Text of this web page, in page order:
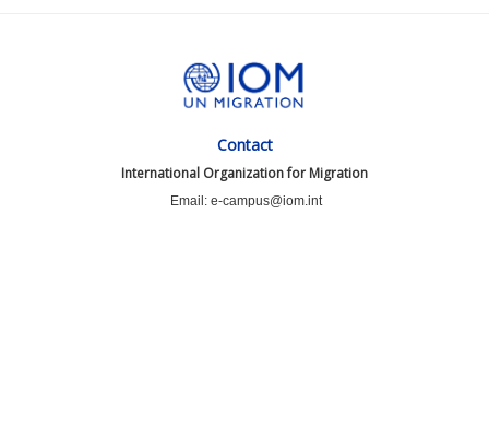
Contact
International Organization for Migration
Email: e-campus@iom.int